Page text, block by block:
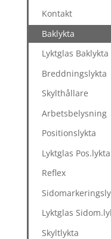
Kontakt
Baklykta
Lyktglas Baklykta
Breddningslykta
Skylthållare
Arbetsbelysning
Positionslykta
Lyktglas Pos.lykta
Reflex
Lyktglas
Skyltlykta